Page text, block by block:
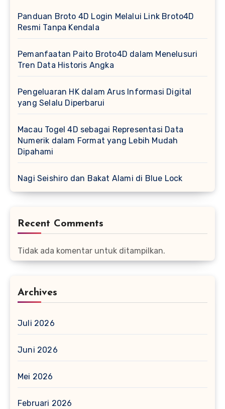
Panduan Broto 4D Login Melalui Link Broto4D
Resmi Tanpa Kendala
Pemanfaatan Paito Broto4D dalam Menelusuri
Tren Data Historis Angka
Pengeluaran HK dalam Arus Informasi Digital
yang Selalu Diperbarui
Macau Togel 4D sebagai Representasi Data
Numerik dalam Format yang Lebih Mudah
Dipahami
Nagi Seishiro dan Bakat Alami di Blue Lock
Recent Comments
Tidak ada komentar untuk ditampilkan.
Archives
Juli 2026
Juni 2026
Mei 2026
Februari 2026